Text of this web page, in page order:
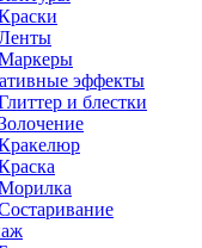
эффекты
и блестки